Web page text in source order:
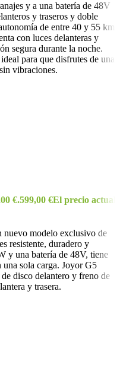
y a una batería de 48V
y traseros y doble
de entre 40 y 55 km
con luces delanteras y
segura durante la noche.
para que disfrutes de una
vibraciones.
€.599,00 €El precio actual
nuevo modelo exclusivo de
es resistente, duradero y
y una batería de 48V, tiene
sola carga. Joyor G5
disco delantero y freno de
y trasera.